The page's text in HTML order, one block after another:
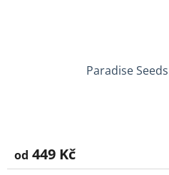
Paradise
od 449 Kč